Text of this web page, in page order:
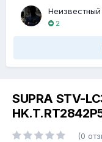
Неизвестный
2
SUPRA STV-
(0